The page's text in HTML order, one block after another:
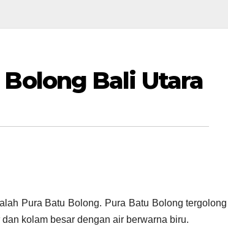
Bali Utara
Pura Batu Bolong. Pura Batu Bolong tergolong
kolam besar dengan air berwarna biru.